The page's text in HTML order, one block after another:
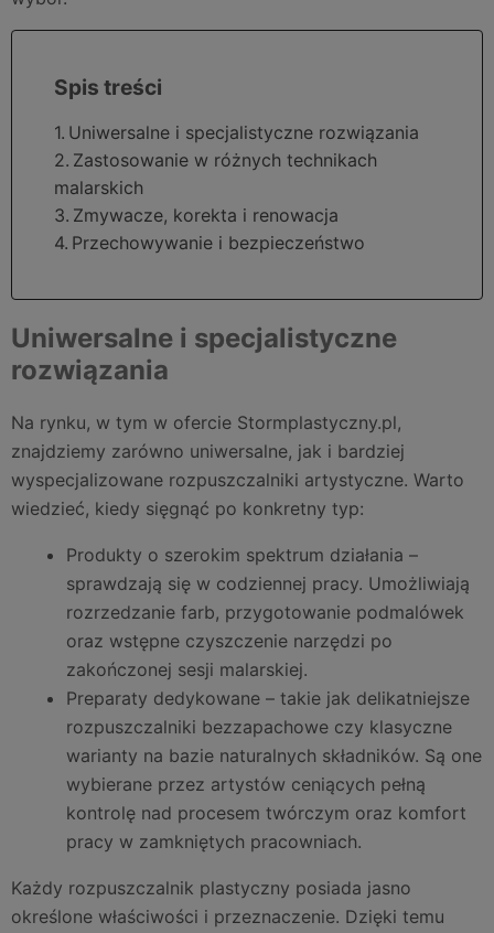
Uniwersalne i specjalistyczne rozwiązania
Zastosowanie w różnych technikach
malarskich
Zmywacze, korekta i renowacja
Przechowywanie i bezpieczeństwo
Uniwersalne i specjalistyczne
rozwiązania
Na rynku, w tym w ofercie Stormplastyczny.pl,
znajdziemy zarówno uniwersalne, jak i bardziej
wyspecjalizowane rozpuszczalniki artystyczne. Warto
wiedzieć, kiedy sięgnąć po konkretny typ:
Produkty o szerokim spektrum działania –
sprawdzają się w codziennej pracy. Umożliwiają
rozrzedzanie farb, przygotowanie podmalówek
oraz wstępne czyszczenie narzędzi po
zakończonej sesji malarskiej.
Preparaty dedykowane – takie jak delikatniejsze
rozpuszczalniki bezzapachowe czy klasyczne
warianty na bazie naturalnych składników. Są one
wybierane przez artystów ceniących pełną
kontrolę nad procesem twórczym oraz komfort
pracy w zamkniętych pracowniach.
Każdy rozpuszczalnik plastyczny posiada jasno
określone właściwości i przeznaczenie. Dzięki temu